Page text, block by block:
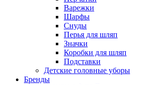
Варежки
Шарфы
Снуды
Перья для шляп
Значки
Коробки для шляп
Подставки
Детские головные уборы
Бренды